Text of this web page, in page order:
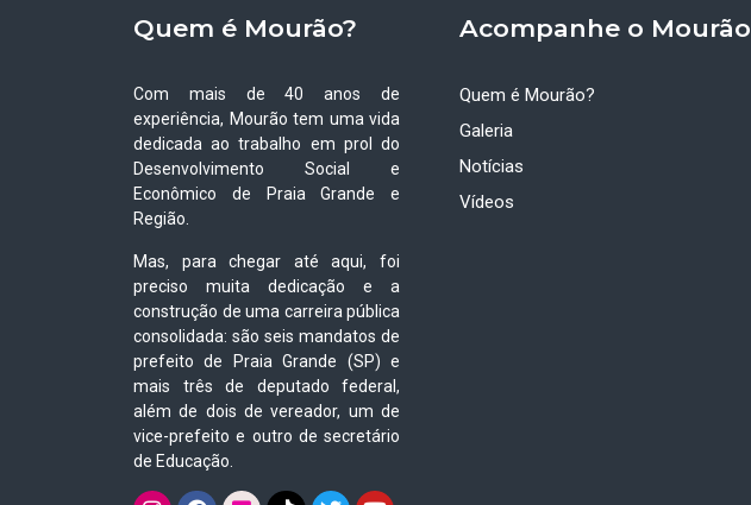
Quem é Mourão?
Com mais de 40 anos de
experiência, Mourão tem uma vida
dedicada ao trabalho em prol do
Desenvolvimento Social e
Econômico de Praia Grande e
Região.
Mas, para chegar até aqui, foi
preciso muita dedicação e a
construção de uma carreira pública
consolidada: são seis mandatos de
prefeito de Praia Grande (SP) e
mais três de deputado federal,
além de dois de vereador, um de
vice-prefeito e outro de secretário
de Educação.
Acompanhe o Mourão
Quem é Mourão?
Galeria
Notícias
Vídeos